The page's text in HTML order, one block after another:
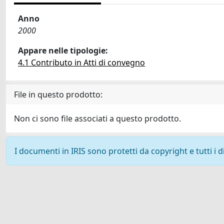
Anno
2000
Appare nelle tipologie:
4.1 Contributo in Atti di convegno
File in questo prodotto:
Non ci sono file associati a questo prodotto.
I documenti in IRIS sono protetti da copyright e tutti i